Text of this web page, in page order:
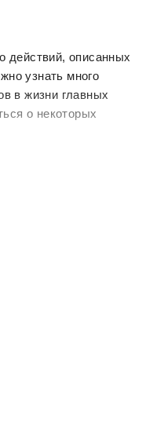
действий, описанных
узнать много
в жизни главных
о некоторых
того же автора,